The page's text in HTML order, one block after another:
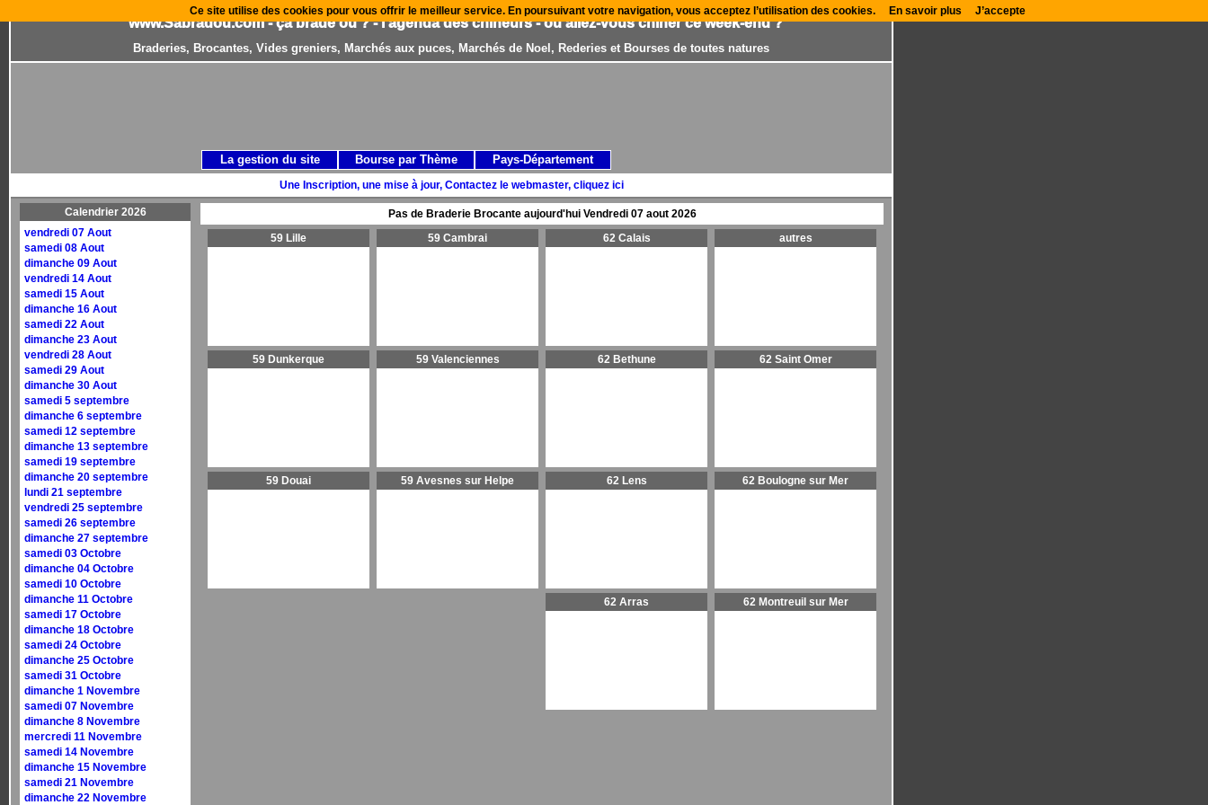
www.Sabradou.com - ça brade où ? - l'agenda des chineurs - où allez-vous chiner ce week-end ?
Braderies, Brocantes, Vides greniers, Marchés aux puces, Marchés de Noel, Rederies et Bourses de toutes natures
Une Inscription, une mise à jour, Contactez le webmaster, cliquez ici
Calendrier 2026
vendredi 07 Aout
samedi 08 Aout
dimanche 09 Aout
vendredi 14 Aout
samedi 15 Aout
dimanche 16 Aout
samedi 22 Aout
dimanche 23 Aout
vendredi 28 Aout
samedi 29 Aout
dimanche 30 Aout
samedi 5 septembre
dimanche 6 septembre
samedi 12 septembre
dimanche 13 septembre
samedi 19 septembre
dimanche 20 septembre
lundi 21 septembre
vendredi 25 septembre
samedi 26 septembre
dimanche 27 septembre
samedi 03 Octobre
dimanche 04 Octobre
samedi 10 Octobre
dimanche 11 Octobre
samedi 17 Octobre
dimanche 18 Octobre
samedi 24 Octobre
dimanche 25 Octobre
samedi 31 Octobre
dimanche 1 Novembre
samedi 07 Novembre
dimanche 8 Novembre
mercredi 11 Novembre
samedi 14 Novembre
dimanche 15 Novembre
samedi 21 Novembre
dimanche 22 Novembre
Pas de Braderie Brocante aujourd'hui Vendredi 07 aout 2026
59 Lille
59 Dunkerque
59 Douai
59 Cambrai
59 Valenciennes
59 Avesnes sur Helpe
62 Calais
62 Bethune
62 Lens
62 Arras
autres
62 Saint Omer
62 Boulogne sur Mer
62 Montreuil sur Mer
La gestion du site Bourse par Thème Pays-Département
Ce site utilise des cookies pour vous offrir le meilleur service. En poursuivant votre navigation, vous acceptez l’utilisation des cookies. En savoir plus J’accepte